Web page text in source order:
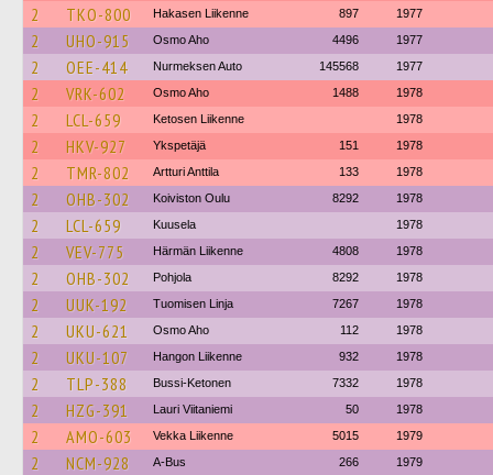
2 TKO-800 Hakasen Liikenne 897 1977
2 UHO-915 Osmo Aho 4496 1977
2 OEE-414 Nurmeksen Auto 145568 1977
2 VRK-602 Osmo Aho 1488 1978
2 LCL-659 Ketosen Liikenne 1978
2 HKV-927 Ykspetäjä 151 1978
2 TMR-802 Artturi Anttila 133 1978
2 OHB-302 Koiviston Oulu 8292 1978
2 LCL-659 Kuusela 1978
2 VEV-775 Härmän Liikenne 4808 1978
2 OHB-302 Pohjola 8292 1978
2 UUK-192 Tuomisen Linja 7267 1978
2 UKU-621 Osmo Aho 112 1978
2 UKU-107 Hangon Liikenne 932 1978
2 TLP-388 Bussi-Ketonen 7332 1978
2 HZG-391 Lauri Viitaniemi 50 1978
2 AMO-603 Vekka Liikenne 5015 1979
2 NCM-928 A-Bus 266 1979